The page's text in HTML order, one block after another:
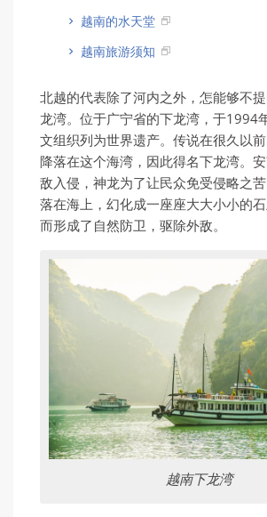
越南的水天堂
越南旅游须知
北越的代表除了河内之外，怎能够不
龙湾。位于广宁省的下龙湾，于1994
文组织列为世界遗产。传说在很久以
降落在这个海湾，因此得名下龙湾。
敌入侵，神龙为了让民众免受侵略之
落在海上，幻化成一座座大大小小的
而形成了自然防卫，驱除外敌。
越南下龙湾